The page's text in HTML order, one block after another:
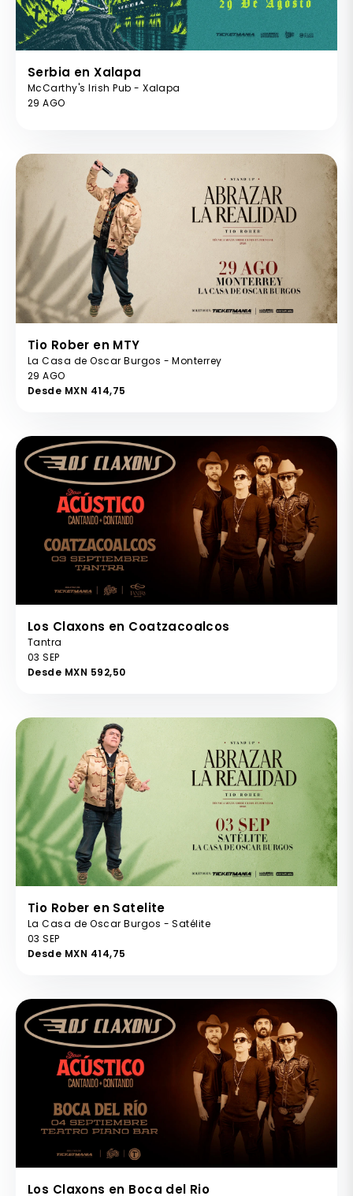
Serbia en Xalapa
McCarthy's Irish Pub - Xalapa
29 AGO
Tio Rober en MTY
La Casa de Oscar Burgos - Monterrey
29 AGO
Desde MXN 414,75
Los Claxons en Coatzacoalcos
Tantra
03 SEP
Desde MXN 592,50
Tio Rober en Satelite
La Casa de Oscar Burgos - Satélite
03 SEP
Desde MXN 414,75
Los Claxons en Boca del Rio